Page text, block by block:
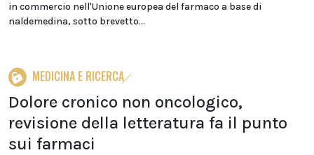
in commercio nell'Unione europea del farmaco a base di
naldemedina, sotto brevetto...
MEDICINA E RICERCA
Dolore cronico non oncologico,
revisione della letteratura fa il punto
sui farmaci